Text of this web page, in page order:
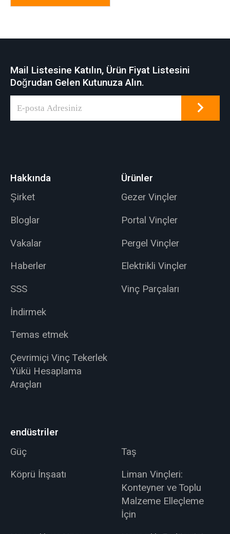
Mail Listesine Katılın, Ürün Fiyat Listesini
Doğrudan Gelen Kutunuza Alın.
Hakkında
Şirket
Bloglar
Vakalar
Haberler
SSS
İndirmek
Temas etmek
Çevrimiçi Vinç Tekerlek
Yükü Hesaplama
Araçları
Ürünler
Gezer Vinçler
Portal Vinçler
Pergel Vinçler
Elektrikli Vinçler
Vinç Parçaları
endüstriler
Güç
Taş
Köprü İnşaatı
Liman Vinçleri:
Konteyner ve Toplu
Malzeme Elleçleme
İçin